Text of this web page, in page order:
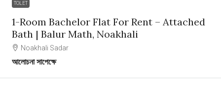
TOLET
1-Room Bachelor Flat For Rent – Attached
Bath | Balur Math, Noakhali
Noakhali Sadar
আলোচনা সাপেক্ষে